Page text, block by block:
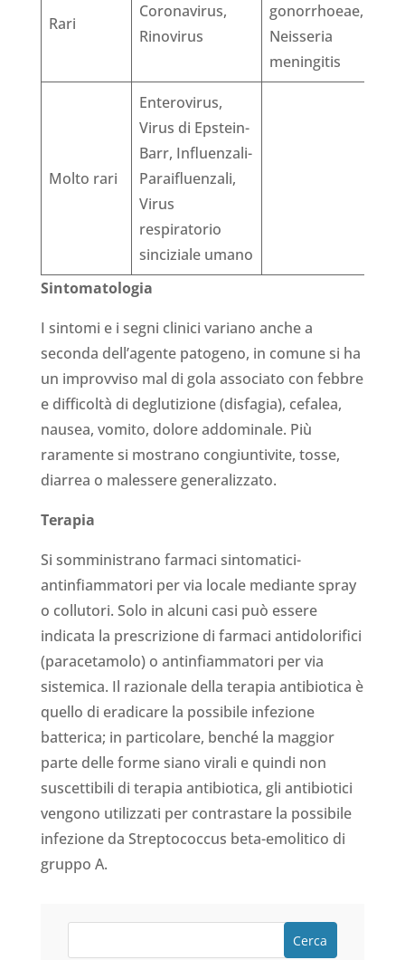
Rari
Coronavirus,
Rinovirus
gonorrhoeae,
Neisseria
meningitis
Molto rari
Enterovirus,
Virus di Epstein-
Barr, Influenzali-
Paraifluenzali,
Virus
respiratorio
sinciziale umano
Sintomatologia
I sintomi e i segni clinici variano anche a
seconda dell’agente patogeno, in comune si ha
un improvviso mal di gola associato con febbre
e difficoltà di deglutizione (disfagia), cefalea,
nausea, vomito, dolore addominale. Più
raramente si mostrano congiuntivite, tosse,
diarrea o malessere generalizzato.
Terapia
Si somministrano farmaci sintomatici-
antinfiammatori per via locale mediante spray
o collutori. Solo in alcuni casi può essere
indicata la prescrizione di farmaci antidolorifici
(paracetamolo) o antinfiammatori per via
sistemica. Il razionale della terapia antibiotica è
quello di eradicare la possibile infezione
batterica; in particolare, benché la maggior
parte delle forme siano virali e quindi non
suscettibili di terapia antibiotica, gli antibiotici
vengono utilizzati per contrastare la possibile
infezione da Streptococcus beta-emolitico di
gruppo A.
Cerca